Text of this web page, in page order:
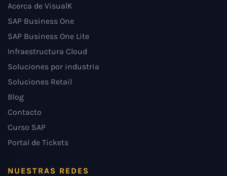
Acerca de VisualK
SAP Business One
SAP Business One Lite
Infraestructura Cloud
Soluciones por industria
Soluciones Retail
Blog
Contacto
Curso SAP
Portal de Tickets
NUESTRAS REDES